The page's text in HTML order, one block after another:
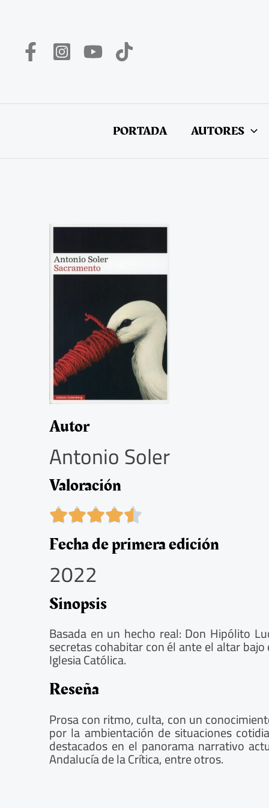
PORTADA AUTORES
Autor
Antonio Soler
Valoración

5
/
Fecha de primera edición
2022
Sinopsis
Basada en un hecho real: Don Hipólito
secretas cohabitar con él ante el altar
Iglesia Católica.
Reseña
Prosa con ritmo, culta, con un
por la ambientación de situaciones
destacados en el panorama narrativo
Andalucía de la Crítica, entre otros.